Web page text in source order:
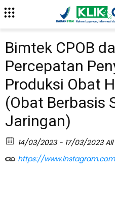
Bimtek CPOB
Percepatan
Produksi Obat
(Obat Berbasis
Jaringan)
14/03/2023 - 17/03/2023
https://